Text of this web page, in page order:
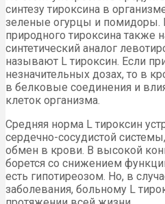
синтезу тироксина в
зеленые огурцы и помидоры.
природного тироксина также
синтетический аналог
называют L тироксин. Если
незначительных дозах, то в
в белковые соединения и
клеток организма.
Средняя норма L тироксин
сердечно-сосудистой
обмен в крови. В высокой
борется со снижением
есть гипотиреозом. Но, в
заболевания, больному L